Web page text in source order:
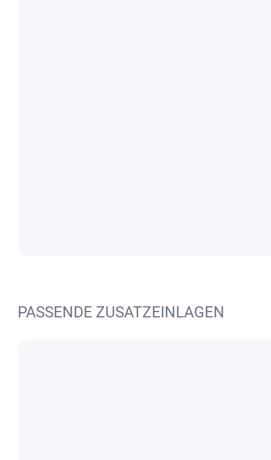
PASSENDE ZUSATZEINLAGEN